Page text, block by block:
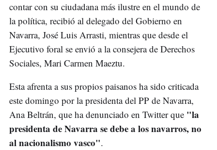
contar con su ciudadana más ilustre en el mundo de
la política, recibió al delegado del Gobierno en
Navarra, José Luis Arrasti, mientras que desde el
Ejecutivo foral se envió a la consejera de Derechos
Sociales, Mari Carmen Maeztu.
Esta afrenta a sus propios paisanos ha sido criticada
este domingo por la presidenta del PP de Navarra,
Ana Beltrán, que ha denunciado en Twitter que "la
presidenta de Navarra se debe a los navarros, no
al nacionalismo vasco".